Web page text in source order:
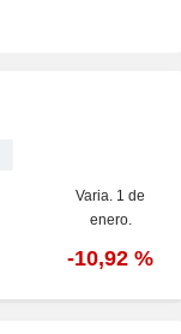
Varia. 1 de
enero.
-10,92 %